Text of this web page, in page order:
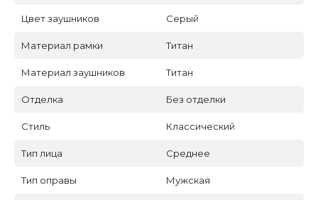
Цвет заушников Серый
Материал рамки Титан
Материал заушников Титан
Отделка Без отделки
Стиль Классический
Тип лица Среднее
Тип оправы Мужская